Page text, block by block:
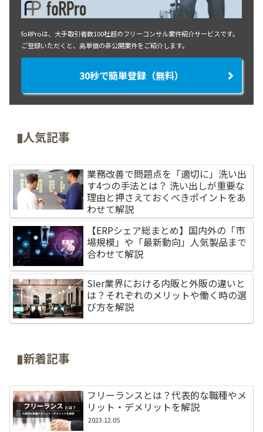
foRProは、大手取引者数100社超のフリーコンサル案件紹介サービスです。
ご登録いただくと、高単価の非公開案件をご紹介します。
30秒で簡単登録（無料）
▮人気記事
業務改善で問題点を「適切に」洗い出
す4つの手法とは？ 洗い出しが重要な
理由と押さえておくべきポイントをあ
わせて解説
【ERPシェア総まとめ】国内外の「市
場規模」や「最新動向」人気製品まで
合わせて解説
SIer業界における内販と外販の違いと
は？それぞれのメリットや働く時の選
び方を解説
▮新着記事
フリーランスとは？代表的な職種やメ
リット・デメリットを解説
2023.12.05